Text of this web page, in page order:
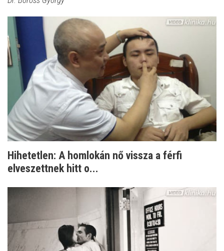
Hihetetlen: A homlokán nő vissza a férfi
elveszettnek hitt o...